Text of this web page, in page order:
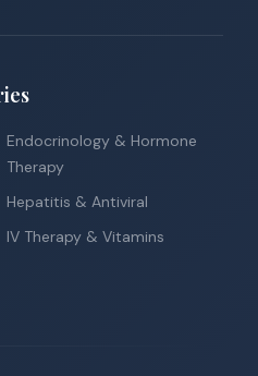
Endocrinology & Hormone
Therapy
Hepatitis & Antiviral
IV Therapy & Vitamins